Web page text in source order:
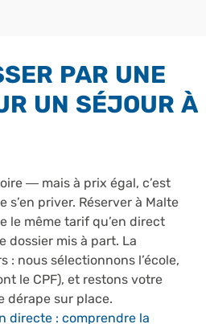
PAR UNE
UN SÉJOUR À
— mais à prix égal, c’est
priver. Réserver à Malte
le même tarif qu’en direct
dossier mis à part. La
: nous sélectionnons l’école,
le CPF), et restons votre
dérape sur place.
directe : comprendre la